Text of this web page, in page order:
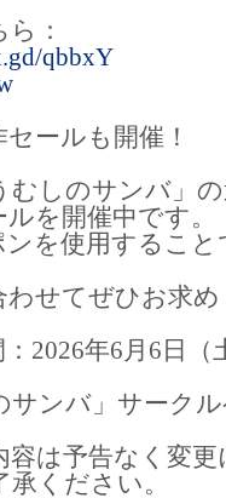
：
qbbxY
ールも開催！
しのサンバ」
を開催中です。
ンを使用するこ
わせてぜひお求
2026年6月6日（
サンバ」サーク
は予告なく変
ください。